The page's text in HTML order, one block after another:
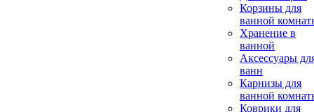
Корзины для
ванной
Хранение в
ванной
Аксессуары
ванн
Карнизы для
ванной
Коврики для